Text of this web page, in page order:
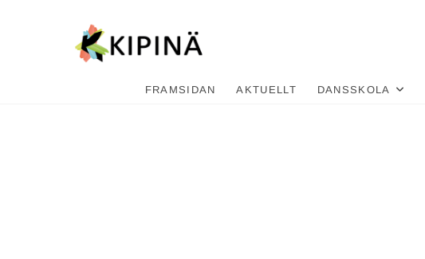
FRAMSIDAN AKTUELLT DANSSKOLA